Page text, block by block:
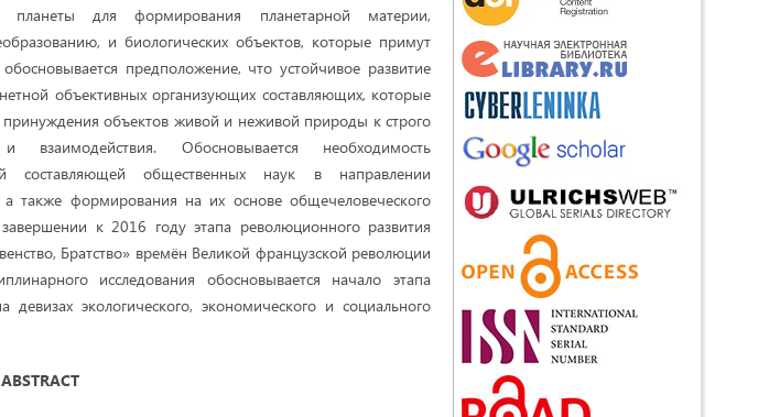
планеты для формирования планетарной материи,
и биологических объектов, которые примут
предположение, что устойчивое развитие
объективных организующих составляющих, которые
объектов живой и неживой природы к строго
взаимодействия. Обосновывается необходимость
составляющей общественных наук в направлении
также формирования на их основе общечеловеческого
к 2016 году этапа революционного развития
Братство» времён Великой французской революции
исследования обосновывается начало этапа
девизах экологического, экономического и социального
ABSTRACT